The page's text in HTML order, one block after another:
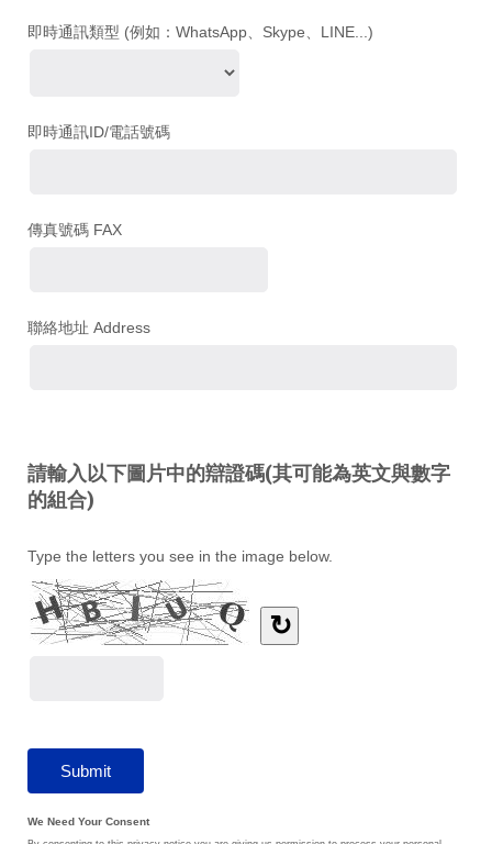
即時通訊類型 (例如：WhatsApp、Skype、LINE...)
即時通訊ID/電話號碼
傳真號碼 FAX
聯絡地址 Address
請輸入以下圖片中的辯證碼(其可能為英文與數字
的組合)
Type the letters you see in the image below.
↻
We Need Your Consent